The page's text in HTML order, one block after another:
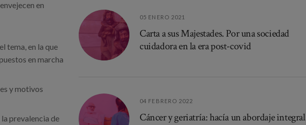
en
tema, en la que
en marcha
y motivos
prevalencia de
05 ENERO 2021
Carta a sus Majestades. Por una sociedad
cuidadora en la era post-covid
04 FEBRERO 2022
Cáncer y geriatría: hacía un abordaje integral